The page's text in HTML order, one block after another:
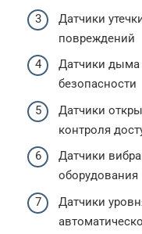
Датчики
повреждений
Датчики дыма
безопасности
Датчики
контроля
Датчики
оборудования
Датчики